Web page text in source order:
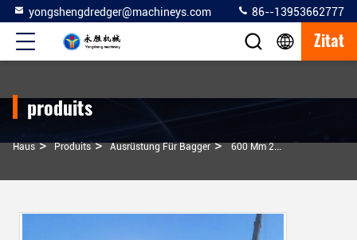
yongshengdredger@machineys.com 86--13953662777
Zitat
produits
Haus > Produits > Ausrüstung Für Bagger > 600 Mm 24 Zoll Hydraulischer Schneider Saugbagger Ausrüstung Für Sand- Oder Schlammbagger